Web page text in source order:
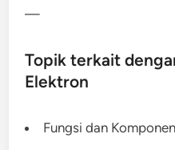
—
Topik terkait
Elektron
Fungsi dan